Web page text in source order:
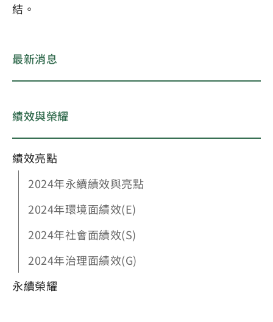
結。
最新消息
績效與榮耀
績效亮點
2024年永續績效與亮點
2024年環境面績效(E)
2024年社會面績效(S)
2024年治理面績效(G)
永續榮耀